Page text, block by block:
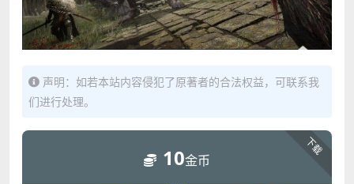
声明：如若本站内容侵犯了原著者的合法权益，可联系我
们进行处理。
下载
10金币